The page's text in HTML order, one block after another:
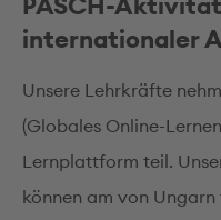
internationaler
Unsere Lehrkräfte
(Globales Online-
Lernplattform teil.
können am von